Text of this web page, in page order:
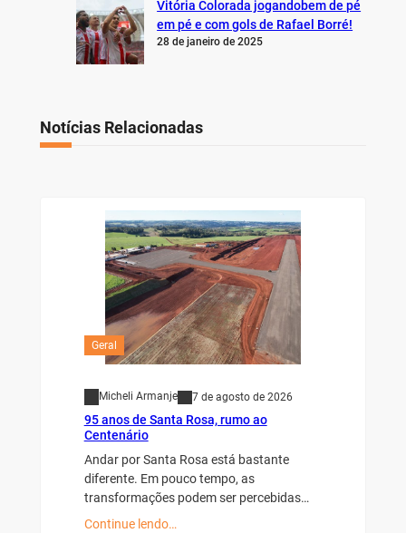
Vitória Colorada jogandobem de pé
em pé e com gols de Rafael Borré!
28 de janeiro de 2025
Notícias Relacionadas
Geral
Micheli Armanje 7 de agosto de 2026
95 anos de Santa Rosa, rumo ao
Centenário
Andar por Santa Rosa está bastante
diferente. Em pouco tempo, as
transformações podem ser percebidas…
Continue lendo…